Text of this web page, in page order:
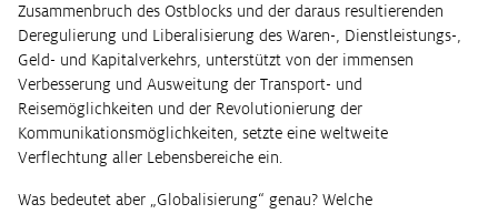
Zusammenbruch des Ostblocks und der daraus resultierenden
Deregulierung und Liberalisierung des Waren-, Dienstleistungs-,
Geld- und Kapitalverkehrs, unterstützt von der immensen
Verbesserung und Ausweitung der Transport- und
Reisemöglichkeiten und der Revolutionierung der
Kommunikationsmöglichkeiten, setzte eine weltweite
Verflechtung aller Lebensbereiche ein.
Was bedeutet aber „Globalisierung“ genau? Welche